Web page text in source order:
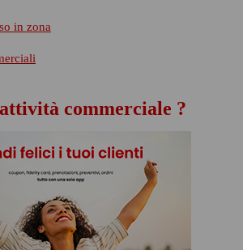
in zona
commerciale ?